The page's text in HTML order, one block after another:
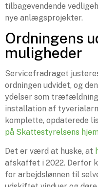
tilbagevendende
nye anlægsprojekter.
Ordningens
muligheder
Servicefradraget
ordningen udvidet, og
ydelser som
installation af
komplette, opdaterede
på Skattestyrelsens
Det er værd at huske, at
afskaffet i 2022. Derfor
for arbejdslønnen til